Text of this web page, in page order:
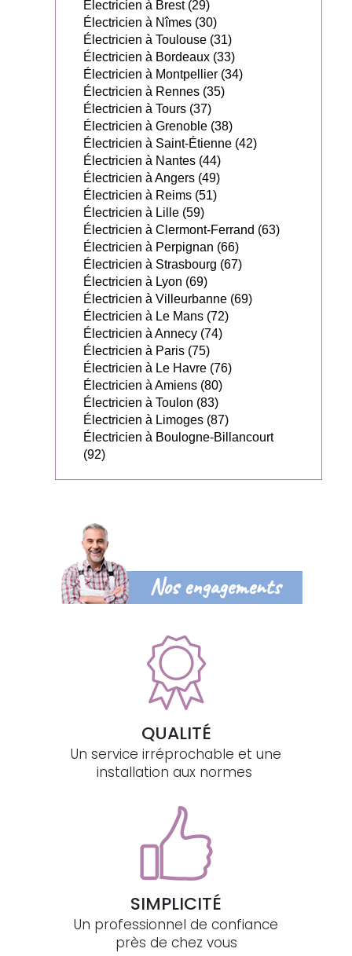
Électricien à Brest (29)
Électricien à Nîmes (30)
Électricien à Toulouse (31)
Électricien à Bordeaux (33)
Électricien à Montpellier (34)
Électricien à Rennes (35)
Électricien à Tours (37)
Électricien à Grenoble (38)
Électricien à Saint-Étienne (42)
Électricien à Nantes (44)
Électricien à Angers (49)
Électricien à Reims (51)
Électricien à Lille (59)
Électricien à Clermont-Ferrand (63)
Électricien à Perpignan (66)
Électricien à Strasbourg (67)
Électricien à Lyon (69)
Électricien à Villeurbanne (69)
Électricien à Le Mans (72)
Électricien à Annecy (74)
Électricien à Paris (75)
Électricien à Le Havre (76)
Électricien à Amiens (80)
Électricien à Toulon (83)
Électricien à Limoges (87)
Électricien à Boulogne-Billancourt
(92)
Nos engagements
QUALITÉ
Un service irréprochable et une
installation aux normes
SIMPLICITÉ
Un professionnel de confiance
près de chez vous